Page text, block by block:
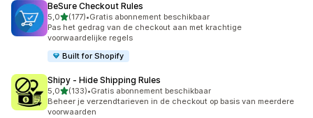
BeSure Checkout Rules
5,0van 5 sterren
(177)
177 recensies in totaal
•Gratis abonnement beschikbaar
Pas het gedrag van de checkout aan met krachtige
voorwaardelijke regels
Built for Shopify
Shipy ‑ Hide Shipping Rules
5,0van 5 sterren
(133)
133 recensies in totaal
•Gratis abonnement beschikbaar
Beheer je verzendtarieven in de checkout op basis van meerdere
voorwaarden